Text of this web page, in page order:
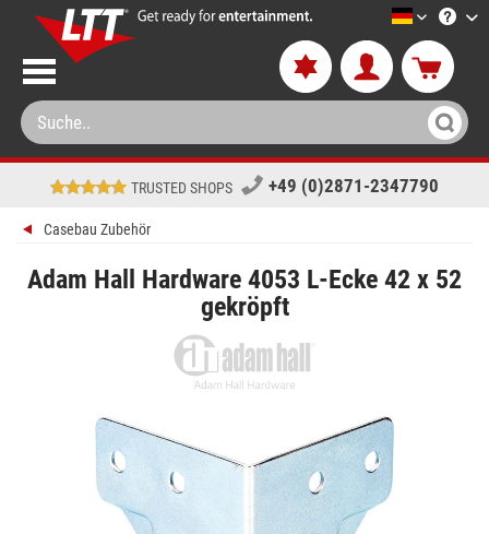
LTT-
TRUSTED SHOPS +49 (0)2871-2347790
Casebau Zubehör
Adam Hall Hardware 4053 L-Ecke 42 x 52
gekröpft